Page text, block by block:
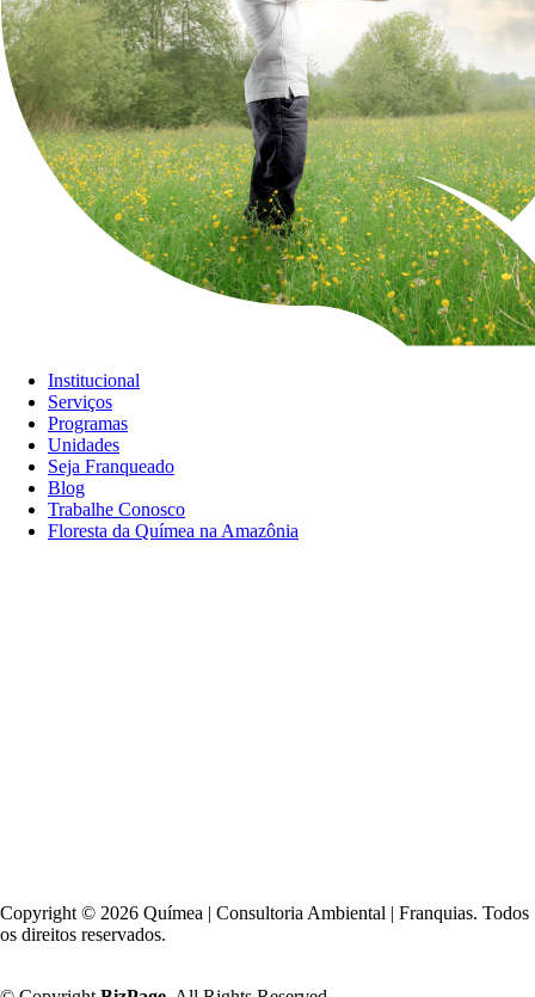
Institucional
Serviços
Programas
Unidades
Seja Franqueado
Blog
Trabalhe Conosco
Floresta da Químea na Amazônia
Copyright © 2026 Químea | Consultoria Ambiental | Franquias. Todos
os direitos reservados.